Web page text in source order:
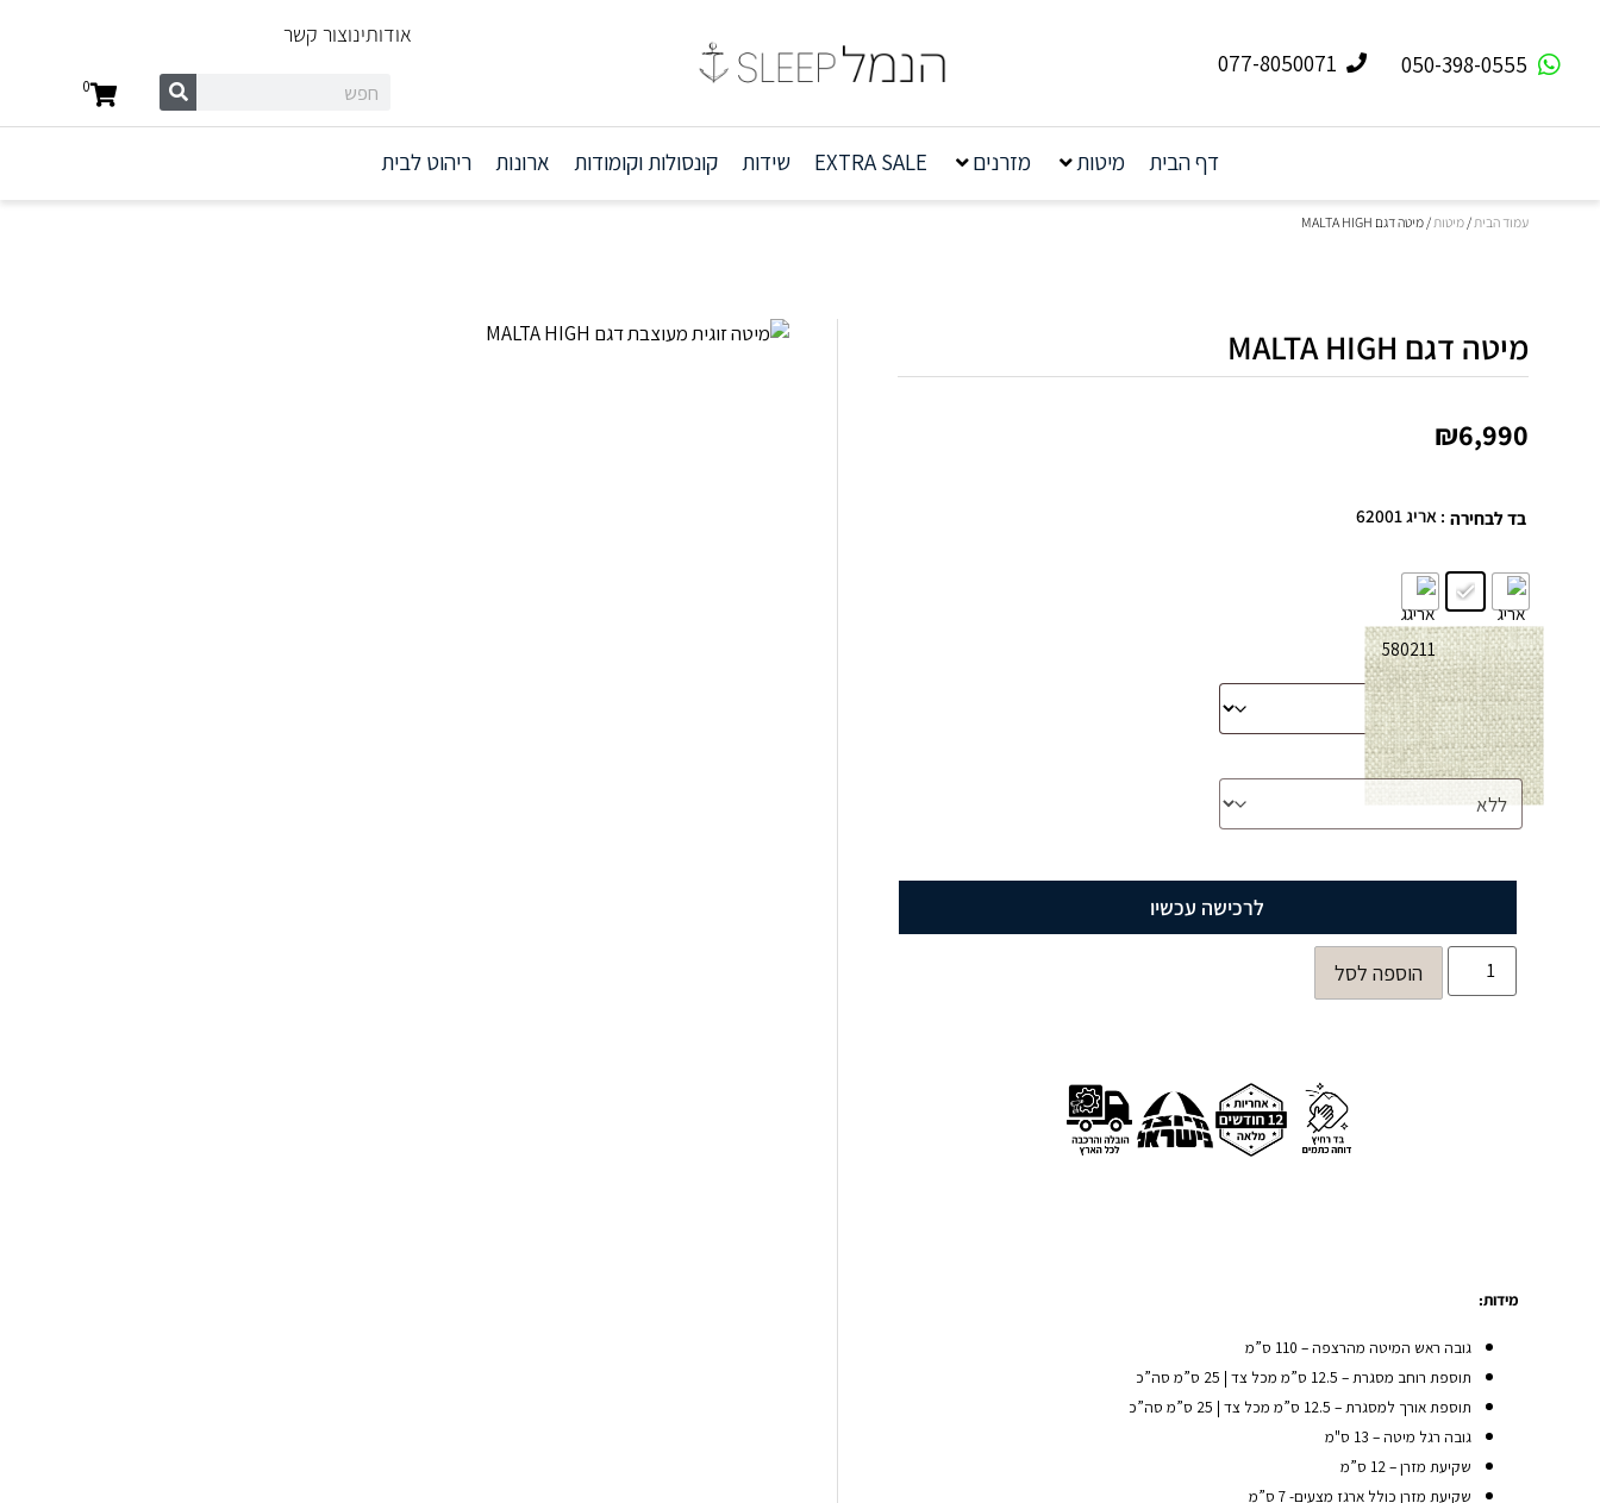
050-398-0555
077-8050071
אודותינוצור קשר
0
דף הבית מיטות מזרנים EXTRA SALE שידות קונסולות וקומודות ארונות ריהוט לבית
עמוד הבית/ מיטות/ מיטה דגם MALTA HIGH
מיטה דגם MALTA HIGH
₪6,990
בד לבחירה : אריג 62001
מידה לבחירה*
תוספת ארגז מצעים
לרכישה עכשיו
הוספה לסל
מידות:
גובה ראש המיטה מהרצפה – 110 ס”מ
תוספת רוחב מסגרת – 12.5 ס”מ מכל צד | 25 ס”מ סה”כ
תוספת אורך למסגרת – 12.5 ס”מ מכל צד | 25 ס”מ סה”כ
גובה רגל מיטה – 13 ס"מ
שקיעת מזרן – 12 ס”מ
שקיעת מזרן כולל ארגז מצעים- 7 ס”מ